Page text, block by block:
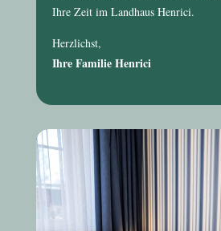
Ihre Zeit im Landhaus Henrici.
Herzlichst,
Ihre Familie Henrici